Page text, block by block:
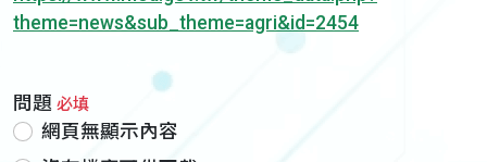
theme=news&sub_theme=agri&id=2454
問題 必填
網頁無顯示內容